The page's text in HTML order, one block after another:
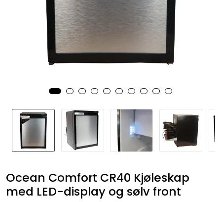
Ocean Comfort CR40 Kjøleskap
med LED-display og sølv front
Fritid/Sikkerhet
Båtpleie/Opplag
Nyheter